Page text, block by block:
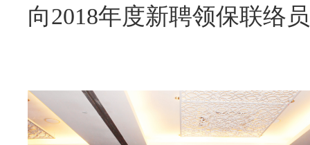
向2018年度新聘领保联络